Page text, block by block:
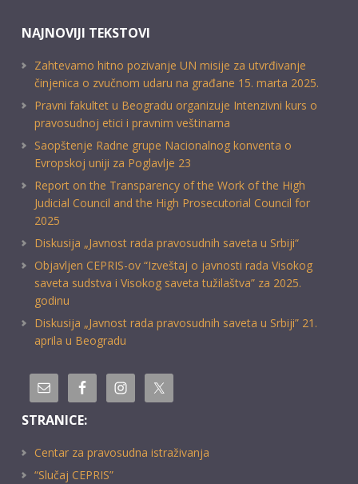
NAJNOVIJI TEKSTOVI
Zahtevamo hitno pozivanje UN misije za utvrđivanje
činjenica o zvučnom udaru na građane 15. marta 2025.
Pravni fakultet u Beogradu organizuje Intenzivni kurs o
pravosudnoj etici i pravnim veštinama
Saopštenje Radne grupe Nacionalnog konventa o
Evropskoj uniji za Poglavlje 23
Report on the Transparency of the Work of the High
Judicial Council and the High Prosecutorial Council for
2025
Diskusija „Javnost rada pravosudnih saveta u Srbiji“
Objavljen CEPRIS-ov “Izveštaj o javnosti rada Visokog
saveta sudstva i Visokog saveta tužilaštva” za 2025.
godinu
Diskusija „Javnost rada pravosudnih saveta u Srbiji” 21.
aprila u Beogradu
STRANICE:
Centar za pravosudna istraživanja
“Slučaj CEPRIS”